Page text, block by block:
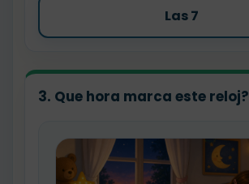
Las 7
3. Que hora marca este reloj?